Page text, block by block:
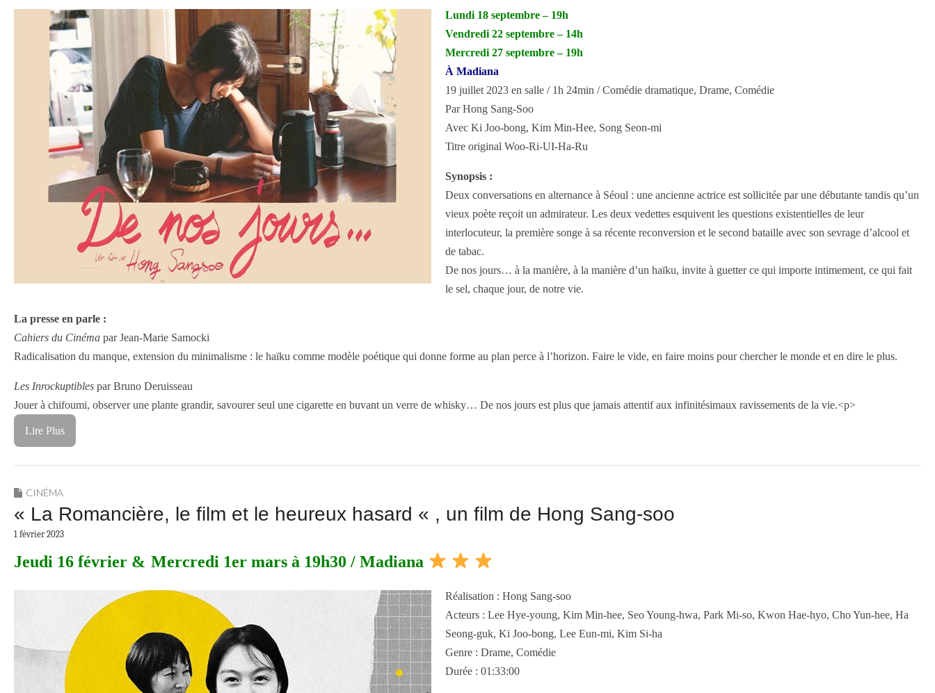
Lundi 18 septembre – 19h
Vendredi 22 septembre – 14h
Mercredi 27 septembre – 19h
À Madiana
19 juillet 2023 en salle / 1h 24min / Comédie dramatique, Drame, Comédie
Par Hong Sang-Soo
Avec Ki Joo-bong, Kim Min-Hee, Song Seon-mi
Titre original Woo-Ri-UI-Ha-Ru
Synopsis :
Deux conversations en alternance à Séoul : une ancienne actrice est sollicitée par une débutante tandis qu’un
vieux poète reçoit un admirateur. Les deux vedettes esquivent les questions existentielles de leur
interlocuteur, la première songe à sa récente reconversion et le second bataille avec son sevrage d’alcool et
de tabac.
De nos jours… à la manière, à la manière d’un haïku, invite à guetter ce qui importe intimement, ce qui fait
le sel, chaque jour, de notre vie.
La presse en parle :
Cahiers du Cinéma par Jean-Marie Samocki
Radicalisation du manque, extension du minimalisme : le haïku comme modèle poétique qui donne forme au plan perce à l’horizon. Faire le vide, en faire moins pour chercher le monde et en dire le plus.
Les Inrockuptibles par Bruno Deruisseau
Jouer à chifoumi, observer une plante grandir, savourer seul une cigarette en buvant un verre de whisky… De nos jours est plus que jamais attentif aux infinitésimaux ravissements de la vie.<p>
Lire Plus
CINÉMA
« La Romancière, le film et le heureux hasard « , un film de Hong Sang-soo
1 février 2023
Jeudi 16 février & Mercredi 1er mars à 19h30 / Madiana
Réalisation : Hong Sang-soo
Acteurs : Lee Hye-young, Kim Min-hee, Seo Young-hwa, Park Mi-so, Kwon Hae-hyo, Cho Yun-hee, Ha
Seong-guk, Ki Joo-bong, Lee Eun-mi, Kim Si-ha
Genre : Drame, Comédie
Durée : 01:33:00